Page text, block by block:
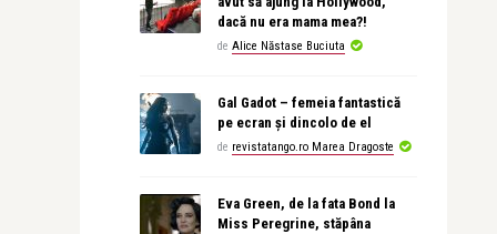
dacă nu era mama mea?!
de Alice Năstase Buciuta
Gal Gadot – femeia fantastică
pe ecran și dincolo de el
de revistatango.ro Marea Dragoste
Eva Green, de la fata Bond la
Miss Peregrine, stăpâna